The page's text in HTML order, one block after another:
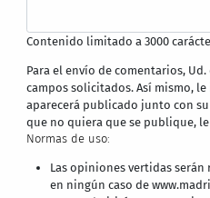
Contenido limitado a 3000
Para el envío de comentarios,
campos solicitados. Así mismo,
aparecerá publicado junto con
que no quiera que se publique,
Normas de uso:
Las opiniones vertidas
en ningún caso de